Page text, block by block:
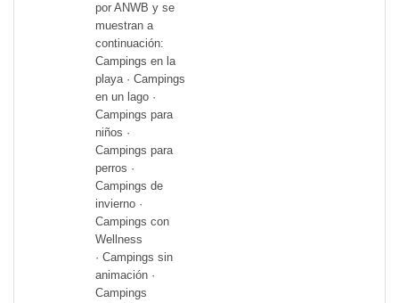
por ANWB y se
muestran a
continuación:
Campings en la
playa · Campings
en un lago ·
Campings para
niños ·
Campings para
perros ·
Campings de
invierno ·
Campings con
Wellness
· Campings sin
animación ·
Campings